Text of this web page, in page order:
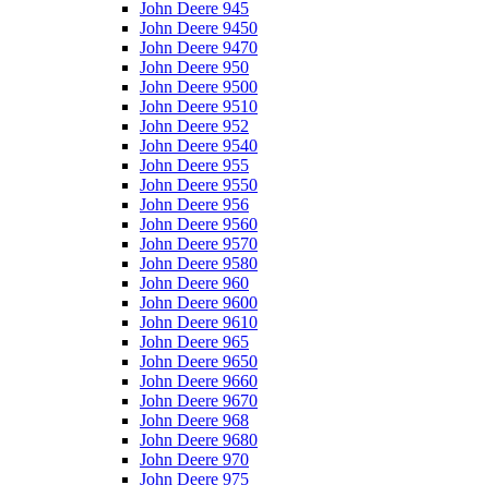
John Deere 945
John Deere 9450
John Deere 9470
John Deere 950
John Deere 9500
John Deere 9510
John Deere 952
John Deere 9540
John Deere 955
John Deere 9550
John Deere 956
John Deere 9560
John Deere 9570
John Deere 9580
John Deere 960
John Deere 9600
John Deere 9610
John Deere 965
John Deere 9650
John Deere 9660
John Deere 9670
John Deere 968
John Deere 9680
John Deere 970
John Deere 975